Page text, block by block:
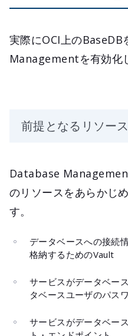
実際にOCI上の
Managementを有効化
前提となるリソース
Database
のリソースをあらかじ
す。
データベースへの接続
格納するためのVault
サービスがデータベー
タベースユーザのパス
サービスがデータベー